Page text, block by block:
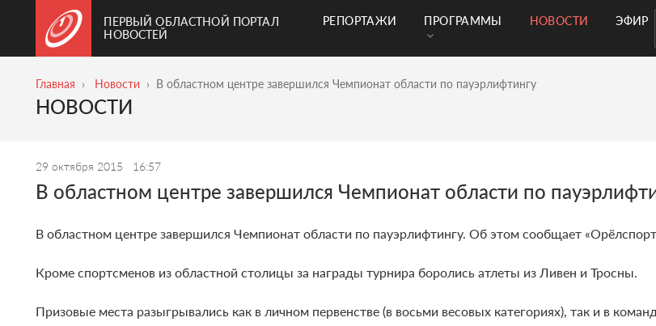
ПЕРВЫЙ ОБЛАСТНОЙ ПОРТАЛ
НОВОСТЕЙ
РЕПОРТАЖИ ПРОГРАММЫ НОВОСТИ ЭФИР
Главная Новости В областном центре завершился Чемпионат области по пауэрлифтингу
НОВОСТИ
29 октября 2015 16:57
В областном центре завершился Чемпионат области по
В областном центре завершился Чемпионат области по пауэрлифтингу. Об этом сообщает
Кроме спортсменов из областной столицы за награды турнира боролись атлеты из Ливен и Тросны.
Призовые места разыгрывались как в личном первенстве (в восьми весовых категориях), так и в